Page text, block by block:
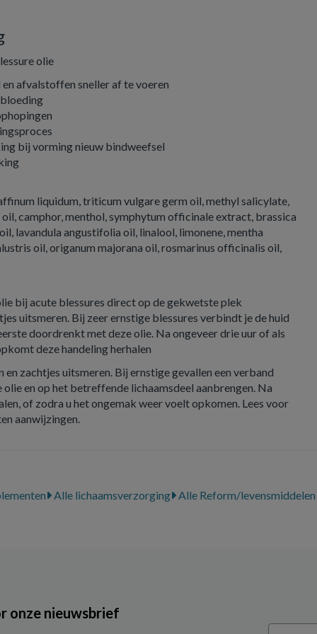
olie
afvalstoffen sneller af te voeren
bij vorming nieuw bindweefsel
liquidum, triticum vulgare germ oil, methyl salicylate,
camphor, menthol, symphytum officinale extract, brassica
lavandula angustifolia oil, linalool, limonene, mentha
oil, origanum majorana oil, rosmarinus officinalis oil,
bij acute blessures direct op de gekwetste plek
uitsmeren. Bij zeer ernstige blessures verbindt je de huid
doordrenkt met deze olie. Na ongeveer drie uur of als
deze handeling herhalen
en zachtjes uitsmeren. Bij ernstige gevallen een verband
en op het betreffende lichaamsdeel aanbrengen. Na
of zodra u het ongemak weer voelt opkomen. Lees voor
aanwijzingen.
Alle lichaamsverzorging Alle Reform/levensmiddelen
onze nieuwsbrief
Email